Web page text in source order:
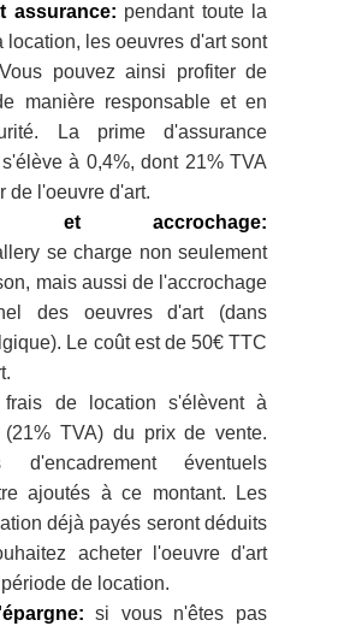
assurance: pendant toute la
location, les oeuvres d'art sont
pouvez ainsi profiter de
manière responsable et en
La prime d'assurance
à 0,4%, dont 21% TVA
de l'oeuvre d'art.
et accrochage:
se charge non seulement
mais aussi de l'accrochage
des oeuvres d'art (dans
Le coût est de 50€ TTC
de location s'élèvent à
(21% TVA) du prix de vente.
éventuels
ajoutés à ce montant. Les
déjà payés seront déduits
acheter l'oeuvre d'art
de location.
si vous n'êtes pas